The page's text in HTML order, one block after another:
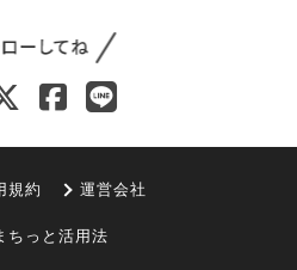
規約 運営会社
ちっと活用法